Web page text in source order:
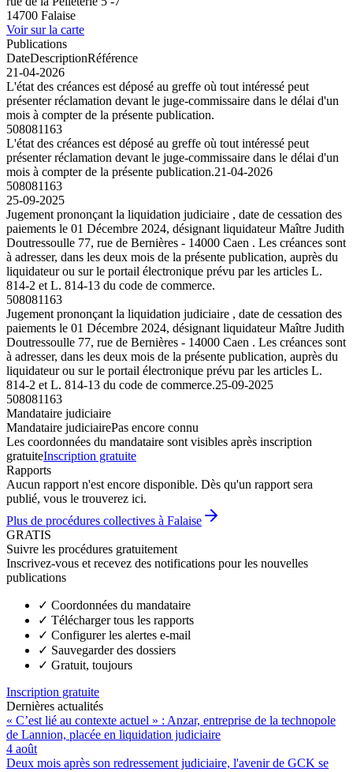
14700 Falaise
Voir sur la carte
Publications
DateDescriptionRéférence
21-04-2026
L'état des créances est déposé au greffe où tout intéressé peut
présenter réclamation devant le juge-commissaire dans le délai d'un
mois à compter de la présente publication.
508081163
L'état des créances est déposé au greffe où tout intéressé peut
présenter réclamation devant le juge-commissaire dans le délai d'un
mois à compter de la présente publication.21-04-2026
508081163
25-09-2025
Jugement prononçant la liquidation judiciaire , date de cessation des
paiements le 01 Décembre 2024, désignant liquidateur Maître Judith
Doutressoulle 77, rue de Bernières - 14000 Caen . Les créances sont
à adresser, dans les deux mois de la présente publication, auprès du
liquidateur ou sur le portail électronique prévu par les articles L.
814-2 et L. 814-13 du code de commerce.
508081163
Jugement prononçant la liquidation judiciaire , date de cessation des
paiements le 01 Décembre 2024, désignant liquidateur Maître Judith
Doutressoulle 77, rue de Bernières - 14000 Caen . Les créances sont
à adresser, dans les deux mois de la présente publication, auprès du
liquidateur ou sur le portail électronique prévu par les articles L.
814-2 et L. 814-13 du code de commerce.25-09-2025
508081163
Mandataire judiciaire
Mandataire judiciairePas encore connu
Les coordonnées du mandataire sont visibles après inscription
gratuiteInscription gratuite
Rapports
Aucun rapport n'est encore disponible. Dès qu'un rapport sera
publié, vous le trouverez ici.
Plus de procédures collectives à Falaise
GRATIS
Suivre les procédures gratuitement
Inscrivez-vous et recevez des notifications pour les nouvelles
publications
✓ Coordonnées du mandataire
✓ Télécharger tous les rapports
✓ Configurer les alertes e-mail
✓ Sauvegarder des dossiers
✓ Gratuit, toujours
Inscription gratuite
Dernières actualités
« C’est lié au contexte actuel » : Anzar, entreprise de la technopole
de Lannion, placée en liquidation judiciaire
4 août
Deux mois après son redressement judiciaire, l'avenir de GCK se